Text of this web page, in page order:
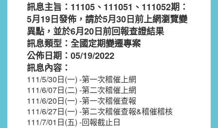
訊息主旨：11105、111051、111052期：
5月19日發佈，請於5月30日前上網瀏覽變
異點，並於6月20日前回報查證結果
訊息類型：全國定期變遷專案
公佈日期：05/19/2022
訊息內容：
111/5/30日(一) -第一次稽催上網
111/6/07日(二) -第二次稽催上網
111/6/20日(一) -第一次稽催查報
111/6/27日(一) -第二次稽催查報&稽催稽核
111/7/01日(五) -回報截止日